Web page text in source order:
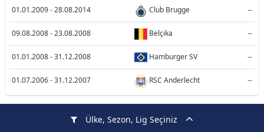
Ülke, Sezon, Lig Seçiniz
01.01.2009 - 28.08.2014 Club Brugge --
09.08.2008 - 23.08.2008 Belçika --
01.01.2008 - 31.12.2008 Hamburger SV --
01.07.2006 - 31.12.2007 RSC Anderlecht --